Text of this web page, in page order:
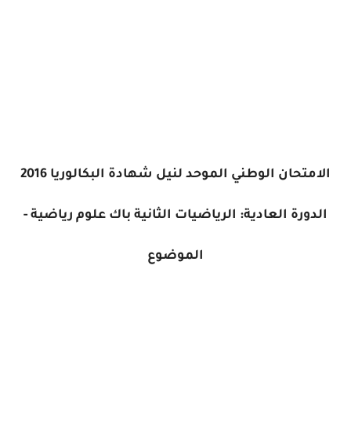
الامتحان الوطني الموحد لنيل شهادة البكالوريا 2016
الدورة العادية: الرياضيات الثانية باك علوم رياضية -
الموضوع